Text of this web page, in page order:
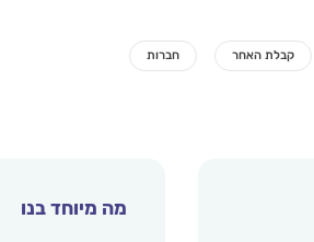
מה מיוחד בנו